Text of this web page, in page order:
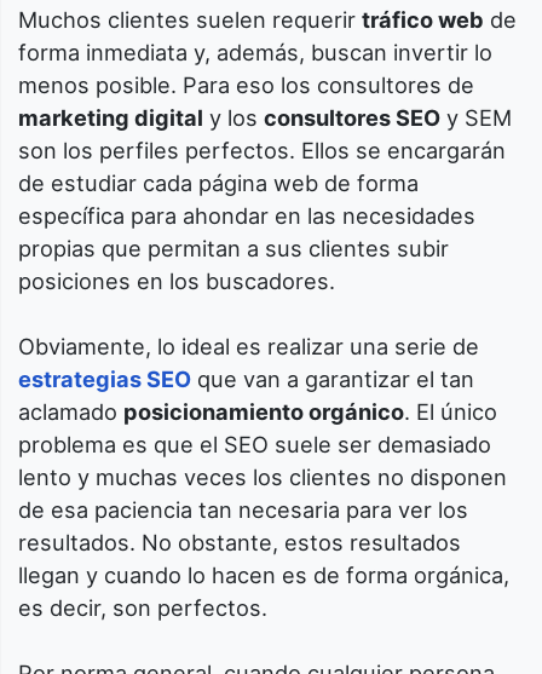
Muchos clientes suelen requerir tráfico web de
forma inmediata y, además, buscan invertir lo
menos posible. Para eso los consultores de
marketing digital y los consultores SEO y SEM
son los perfiles perfectos. Ellos se encargarán
de estudiar cada página web de forma
específica para ahondar en las necesidades
propias que permitan a sus clientes subir
posiciones en los buscadores.
Obviamente, lo ideal es realizar una serie de
estrategias SEO que van a garantizar el tan
aclamado posicionamiento orgánico. El único
problema es que el SEO suele ser demasiado
lento y muchas veces los clientes no disponen
de esa paciencia tan necesaria para ver los
resultados. No obstante, estos resultados
llegan y cuando lo hacen es de forma orgánica,
es decir, son perfectos.